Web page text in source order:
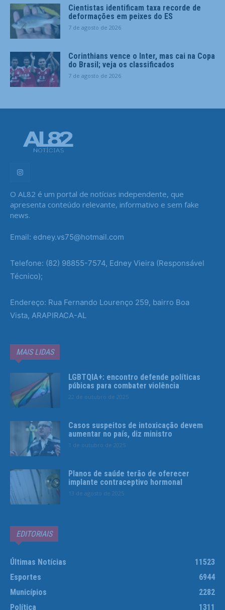
Cientistas identificam taxa recorde de
deformações em peixes do ES
7 de agosto de 2026
Corinthians vence o Inter, mas cai na Copa
do Brasil; veja os classificados
7 de agosto de 2026
O AL82 é um portal de notícias independente, que
apresenta conteúdo relevante, informativo e sem fake
news.
Email: edney.vs75@hotmail.com
Telefone: (82) 98855-7574, Edney Vieira (Responsável
Técnico);
Endereço: Rua Fernando Lourenço 259, bairro Boa
Vista, ARAPIRACA-AL
MAIS LIDAS
LGBTQIA+: encontro defende políticas
púbicas para combater violência
22 de outubro de 2025
Casos suspeitos de intoxicação devem
aumentar no país, diz ministro
1 de outubro de 2025
Planos de saúde terão de oferecer
implante contraceptivo hormonal
13 de agosto de 2025
EDITORIAIS
Últimas Notícias
11523
Esportes
6944
Municípios
2282
Política
1311